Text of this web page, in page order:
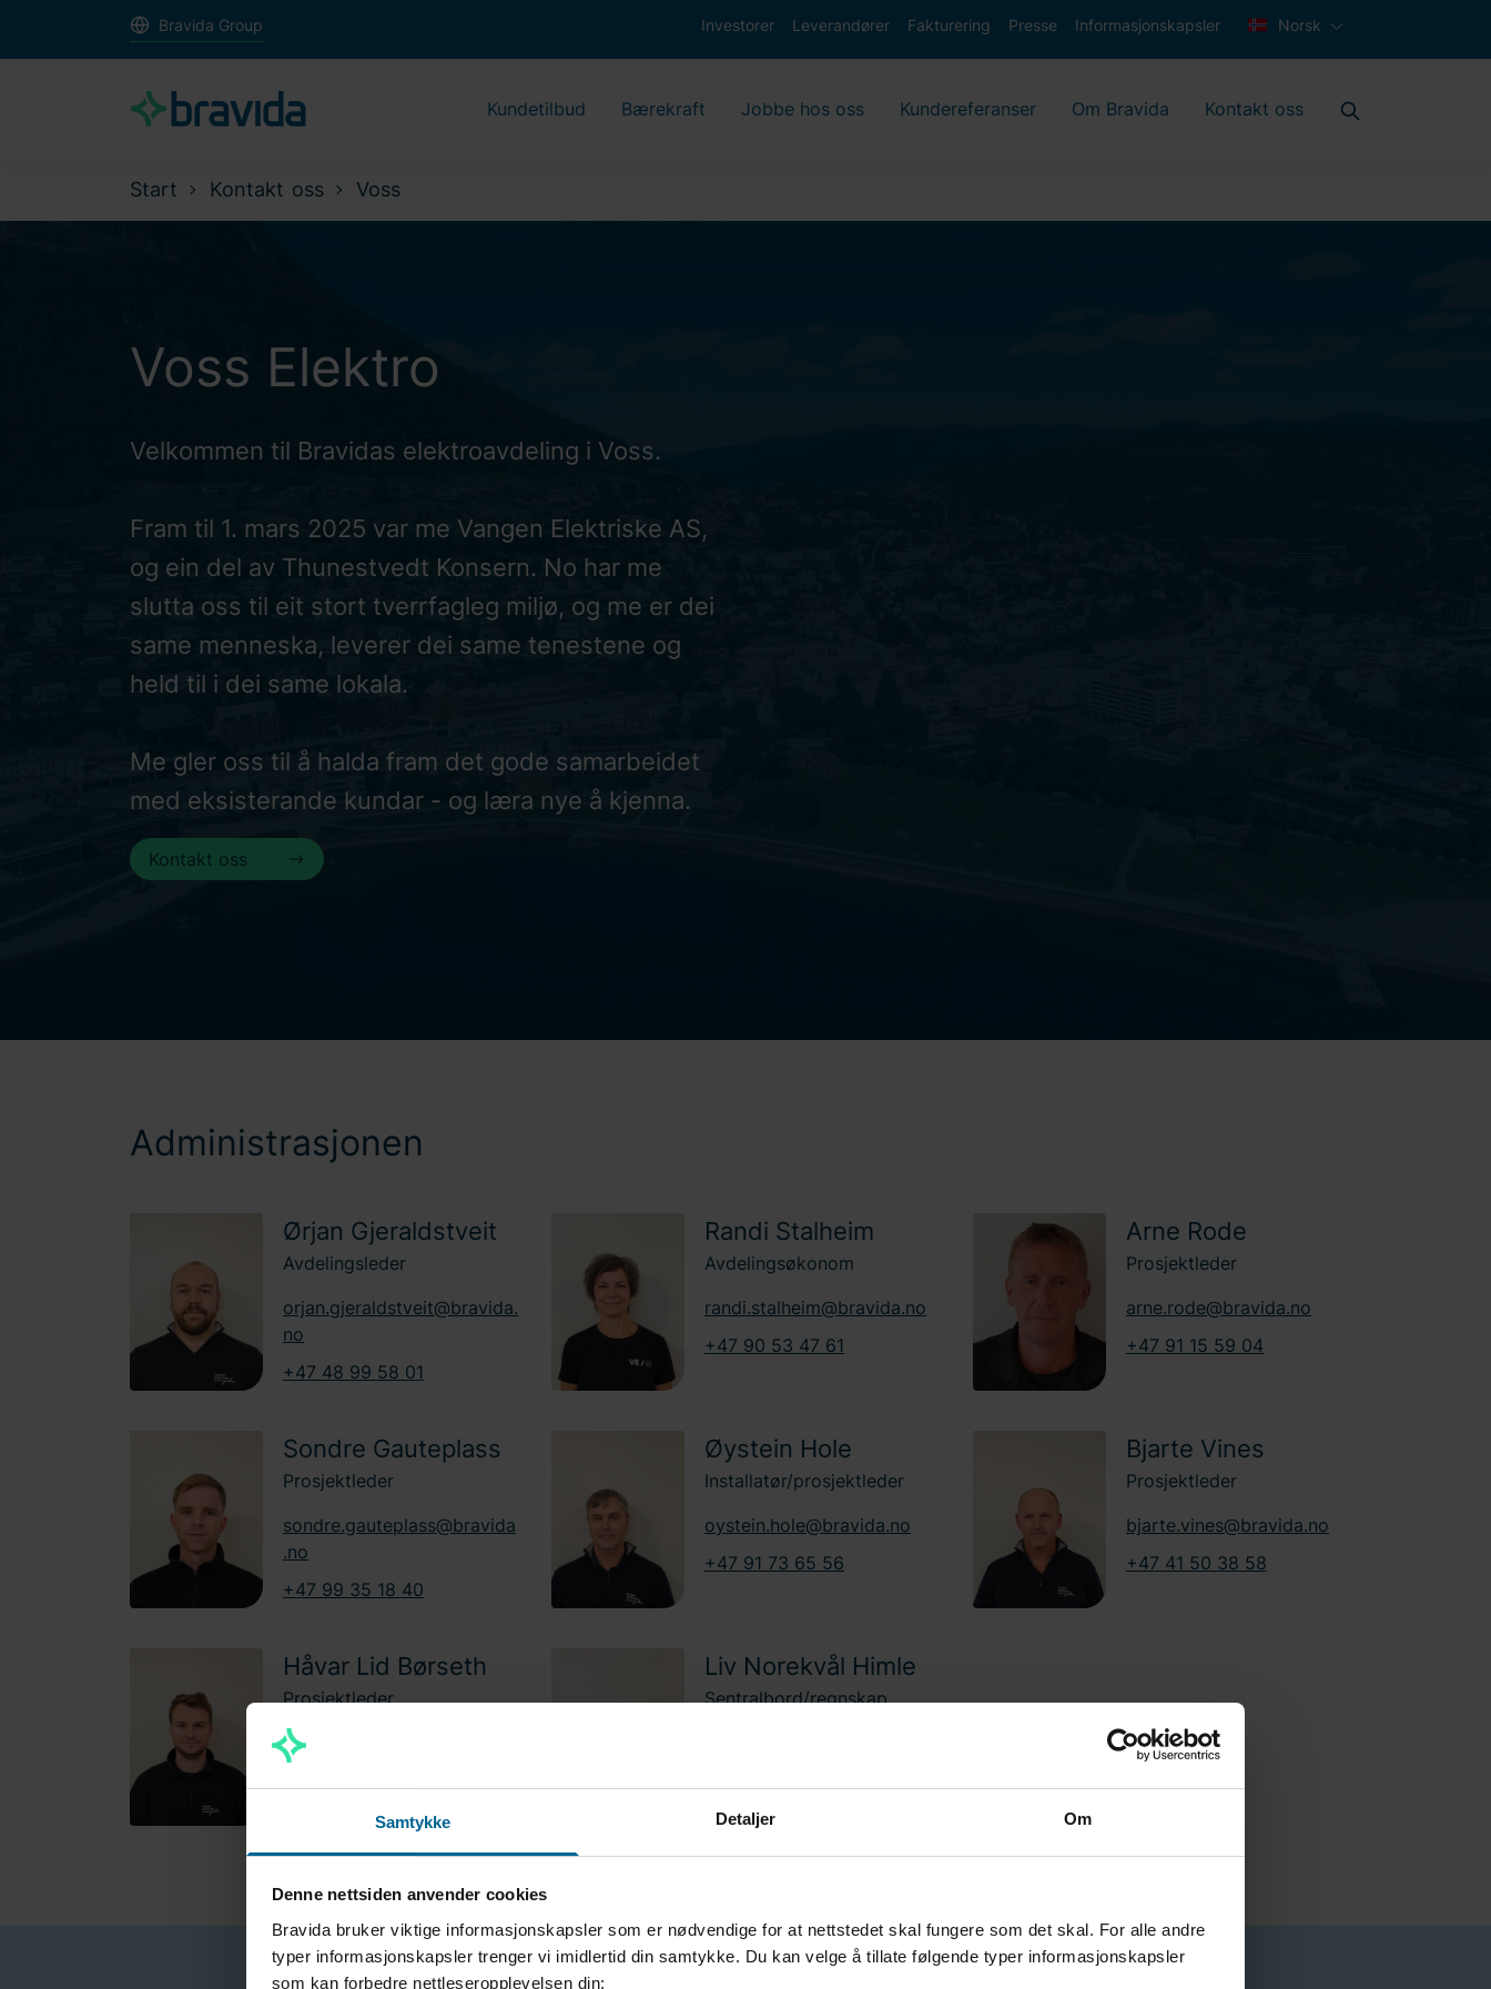
Samtykke Detaljer Om
Denne nettsiden anvender cookies
Bravida bruker viktige informasjonskapsler som er nødvendige for at nettstedet skal fungere som det skal. For alle andre
typer informasjonskapsler trenger vi imidlertid din samtykke. Du kan velge å tillate følgende typer informasjonskapsler
som kan forbedre nettleseropplevelsen din:
Bravida Group Investorer Leverandører Fakturering Presse Informasjonskapsler Norsk
Kundetilbud Bærekraft Jobbe hos oss Kundereferanser Om Bravida Kontakt oss
Start Kontakt oss Voss
Voss Elektro
Velkommen til Bravidas elektroavdeling i Voss.
Fram til 1. mars 2025 var me Vangen Elektriske AS,
og ein del av Thunestvedt Konsern. No har me
slutta oss til eit stort tverrfagleg miljø, og me er dei
same menneska, leverer dei same tenestene og
held til i dei same lokala.
Me gler oss til å halda fram det gode samarbeidet
med eksisterande kundar - og læra nye å kjenna.
Kontakt oss
Administrasjonen
Ørjan Gjeraldstveit
Avdelingsleder
orjan.gjeraldstveit@bravida.
no
+47 48 99 58 01
Randi Stalheim
Avdelingsøkonom
randi.stalheim@bravida.no
+47 90 53 47 61
Arne Rode
Prosjektleder
arne.rode@bravida.no
+47 91 15 59 04
Sondre Gauteplass
Prosjektleder
sondre.gauteplass@bravida
.no
+47 99 35 18 40
Øystein Hole
Installatør/prosjektleder
oystein.hole@bravida.no
+47 91 73 65 56
Bjarte Vines
Prosjektleder
bjarte.vines@bravida.no
+47 41 50 38 58
Håvar Lid Børseth
Prosjektleder
havar.borseth@bravida.no
Liv Norekvål Himle
Sentralbord/regnskap